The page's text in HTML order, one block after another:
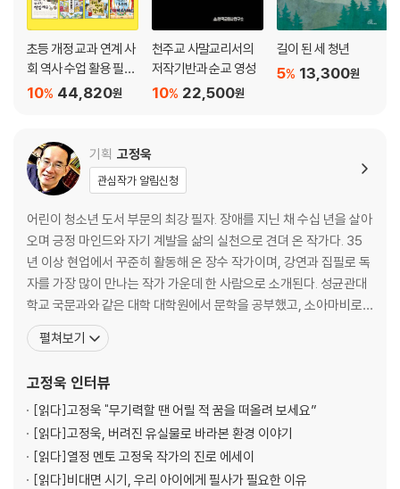
초등 개정 교과 연계 사
회 역사 수업 활용 필독
서 세트44,820원
10%
천주교 사말교리서의
저작기반과 순교 영성
22,500원
10%
길이 된 세 청년
13,300원
5%
기획 고정욱
관심작가 알림신청
어린이 청소년 도서 부문의 최강 필자. 장애를 지닌 채 수십 년을 살아
오며 긍정 마인드와 자기 계발을 삶의 실천으로 견뎌 온 작가다. 35
년 이상 현업에서 꾸준히 활동해 온 장수 작가이며, 강연과 집필로 독
자를 가장 많이 만나는 작가 가운데 한 사람으로 소개된다. 성균관대
학교 국문과와 같은 대학 대학원에서 문학을 공부했고, 소아마비로
인해 중증 장애를 갖게 되었지만 각종 사회활동으로 장애인이 차별
받지 않는 세상을 만들기 위해 노력하고 있다. 문화일보 신춘문예에
이 발표해 새로운 장르를 개척했다는 평가를 받는다. 『
펼쳐보기
고정욱 인터뷰
[읽다]고정욱 "무기력할 땐 어릴 적 꿈을 떠올려 보세요”
[읽다]고정욱, 버려진 유실물로 바라본 환경 이야기
[읽다]열정 멘토 고정욱 작가의 진로 에세이
[읽다]비대면 시기, 우리 아이에게 필사가 필요한 이유